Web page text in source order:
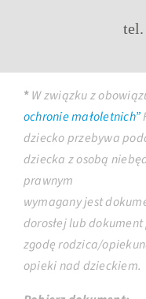
tel.
*W związku z
ochronie małoletnich”
dziecko przebywa
dziecka z osobą
prawnym
wymagany jest
dorosłej lub
zgodę rodzica/
opieki nad dzieckiem.